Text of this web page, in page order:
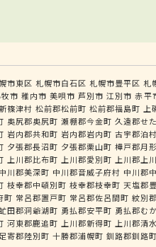
市東区 札幌市白石区 札幌市豊平区 札
市 稚内市 美唄市 芦別市 江別市 赤平
篠津村 松前郡松前町 松前郡福島町 上
奥尻郡奥尻町 瀬棚郡今金町 久遠郡せ
岩内郡共和町 岩内郡岩内町 古宇郡泊村
夕張郡長沼町 夕張郡栗山町 樺戸郡月
上川郡比布町 上川郡愛別町 上川郡上
中川郡美深町 中川郡音威子府村 中川郡
枝幸郡中頓別町 枝幸郡枝幸町 天塩郡
町 常呂郡置戸町 常呂郡佐呂間町 紋別
田郡洞爺湖町 勇払郡安平町 勇払郡む
河東郡鹿追町 上川郡新得町 上川郡清
足寄郡陸別町 十勝郡浦幌町 釧路郡釧路町